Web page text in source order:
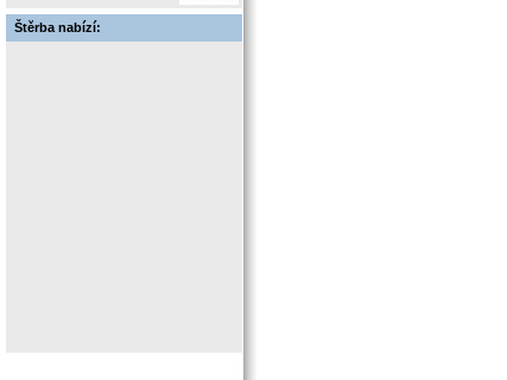
Štěrba nabízí: